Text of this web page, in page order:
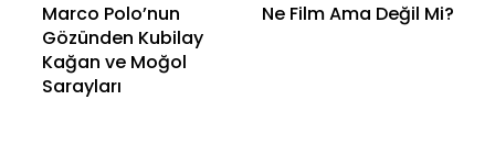
Marco Polo’nun
Gözünden Kubilay
Kağan ve Moğol
Sarayları
Ne Film Ama Değil Mi?